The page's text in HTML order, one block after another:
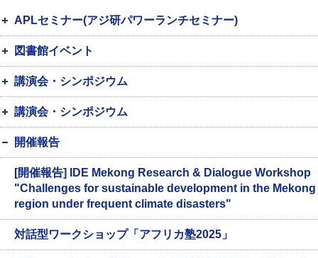
APLセミナー(アジ研パワーランチセミナー)
図書館イベント
講演会・シンポジウム
講演会・シンポジウム
開催報告
[開催報告] IDE Mekong Research & Dialogue Workshop
"Challenges for sustainable development in the Mekong
region under frequent climate disasters"
対話型ワークショップ「アフリカ塾2025」